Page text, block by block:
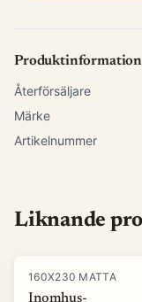
Produktinformation
Återförsäljare
Märke
Artikelnummer
Liknande
160X230 MATTA
Inomhus-